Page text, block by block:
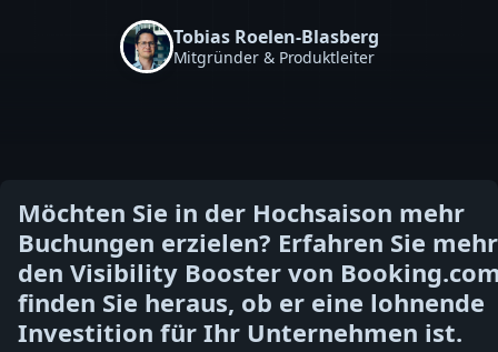
Tobias Roelen-Blasberg
Mitgründer & Produktleiter
Möchten Sie in der Hochsaison mehr
Buchungen erzielen? Erfahren Sie
den Visibility Booster von
finden Sie heraus, ob er eine lohnende
Investition für Ihr Unternehmen ist.